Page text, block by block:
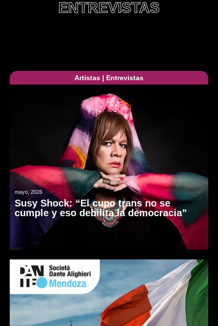
ENTREVISTAS
Artistas | Entrevistas
mayo, 2026
Susy Shock: “El cupo trans no se
cumple y eso debilita la democracia”